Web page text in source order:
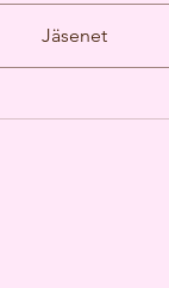
Jäsenet